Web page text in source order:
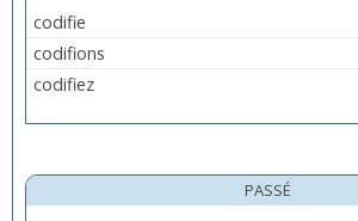
codifie
codifions
codifiez
PASSÉ